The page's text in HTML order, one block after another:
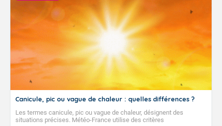
Canicule, pic ou vague de chaleur : quelles différences ?
Les termes canicule, pic ou vague de chaleur, désignent des
situations précises. Météo-France utilise des critères